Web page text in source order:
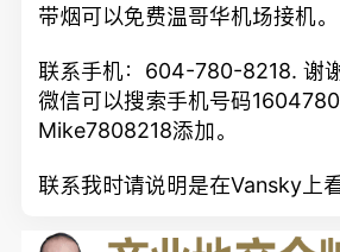
带烟可以免费温哥华机场接机。
联系手机：604-780-8218. 谢谢
微信可以搜索手机号码
Mike7808218添加。
联系我时请说明是在Vansky上